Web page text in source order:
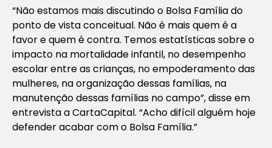
“Não estamos mais discutindo o Bolsa Família do
ponto de vista conceitual. Não é mais quem é a
favor e quem é contra. Temos estatísticas sobre o
impacto na mortalidade infantil, no desempenho
escolar entre as crianças, no empoderamento das
mulheres, na organização dessas famílias, na
manutenção dessas famílias no campo”, disse em
entrevista aCartaCapital. “Acho difícil alguém hoje
defender acabar com o Bolsa Família.”